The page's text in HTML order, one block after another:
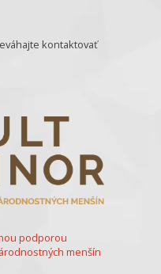
kontaktovať
podporou
menšín